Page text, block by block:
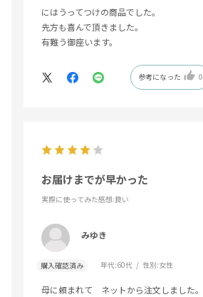
にはうってつけの商品でした。
先方も喜んで頂きました。
有難う御座います。
参考になった 0
お届けまでが早かった
実際に使ってみた感想:良い
みゆき
購入確認済み 年代:60代 性別:女性
母に頼まれて ネットから注文しました。